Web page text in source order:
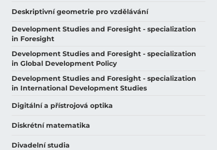
Deskriptivní geometrie pro vzdělávání
Development Studies and Foresight - specialization
in Foresight
Development Studies and Foresight - specialization
in Global Development Policy
Development Studies and Foresight - specialization
in International Development Studies
Digitální a přístrojová optika
Diskrétní matematika
Divadelní studia